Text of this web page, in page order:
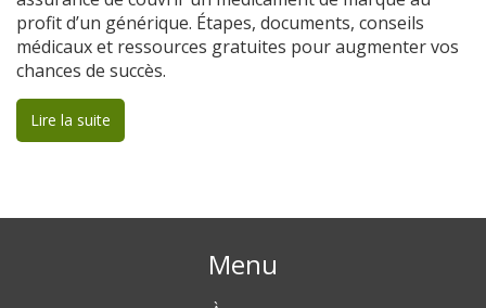
profit d’un générique. Étapes, documents, conseils
médicaux et ressources gratuites pour augmenter vos
chances de succès.
Lire la suite
Menu